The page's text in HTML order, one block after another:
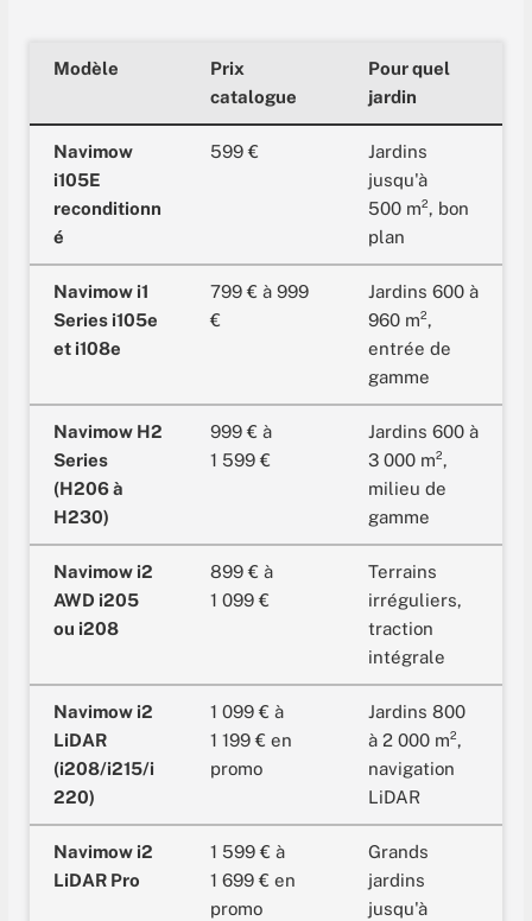
Modèle
Prix
catalogue
Pour quel
jardin
Navimow
i105E
reconditionn
é
599 €
Jardins
jusqu'à
500 m², bon
plan
Navimow i1
Series i105e
et i108e
799 € à 999
€
Jardins 600 à
960 m²,
entrée de
gamme
Navimow H2
Series
(H206 à
H230)
999 € à
1 599 €
Jardins 600 à
3 000 m²,
milieu de
gamme
Navimow i2
AWD i205
ou i208
899 € à
1 099 €
Terrains
irréguliers,
traction
intégrale
Navimow i2
LiDAR
(i208/i215/i
220)
1 099 € à
1 199 € en
promo
Jardins 800
à 2 000 m²,
navigation
LiDAR
Navimow i2
LiDAR Pro
1 599 € à
1 699 € en
promo
Grands
jardins
jusqu'à